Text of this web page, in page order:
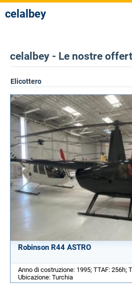
celalbey
celalbey - Le nostre
Elicottero
Robinson R44 ASTRO
Anno di costruzione: 1995; TTAF: 256h;
Ubicazione: Turchia